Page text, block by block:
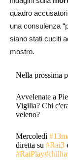
quadro
una consulenza
siano stati cuciti
mostro.
Nella prossima
Avvelenate a
Vigilia? Chi
veleno?
Mercoledì
diretta su#Rai3
#RaiPlay